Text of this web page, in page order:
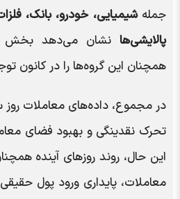
جملهشیمیایی، خودرو، بانک،
پالایشی‌ها نشان می‌دهد بخش
همچنان این گروه‌ها را در کانون
تحرک نقدینگی و بهبود فضای
این حال، روند روزهای آینده
معاملات، پایداری ورود پول